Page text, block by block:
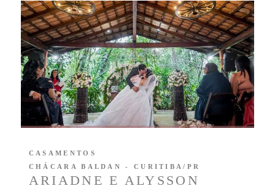
ARIADNE E ALYSSON
CASAMENTOS
CHÁCARA BALDAN - CURITIBA/PR